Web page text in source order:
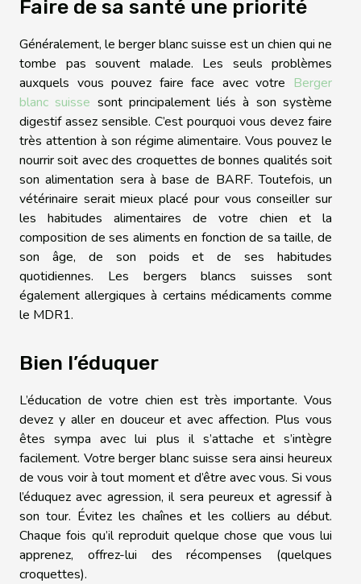
Faire de sa santé une priorité
Généralement, le berger blanc suisse est un chien qui ne
tombe pas souvent malade. Les seuls problèmes
auxquels vous pouvez faire face avec votre Berger
blanc suisse sont principalement liés à son système
digestif assez sensible. C’est pourquoi vous devez faire
très attention à son régime alimentaire. Vous pouvez le
nourrir soit avec des croquettes de bonnes qualités soit
son alimentation sera à base de BARF. Toutefois, un
vétérinaire serait mieux placé pour vous conseiller sur
les habitudes alimentaires de votre chien et la
composition de ses aliments en fonction de sa taille, de
son âge, de son poids et de ses habitudes
quotidiennes. Les bergers blancs suisses sont
également allergiques à certains médicaments comme
le MDR1.
Bien l’éduquer
L’éducation de votre chien est très importante. Vous
devez y aller en douceur et avec affection. Plus vous
êtes sympa avec lui plus il s’attache et s’intègre
facilement. Votre berger blanc suisse sera ainsi heureux
de vous voir à tout moment et d’être avec vous. Si vous
l’éduquez avec agression, il sera peureux et agressif à
son tour. Évitez les chaînes et les colliers au début.
Chaque fois qu’il reproduit quelque chose que vous lui
apprenez, offrez-lui des récompenses (quelques
croquettes).